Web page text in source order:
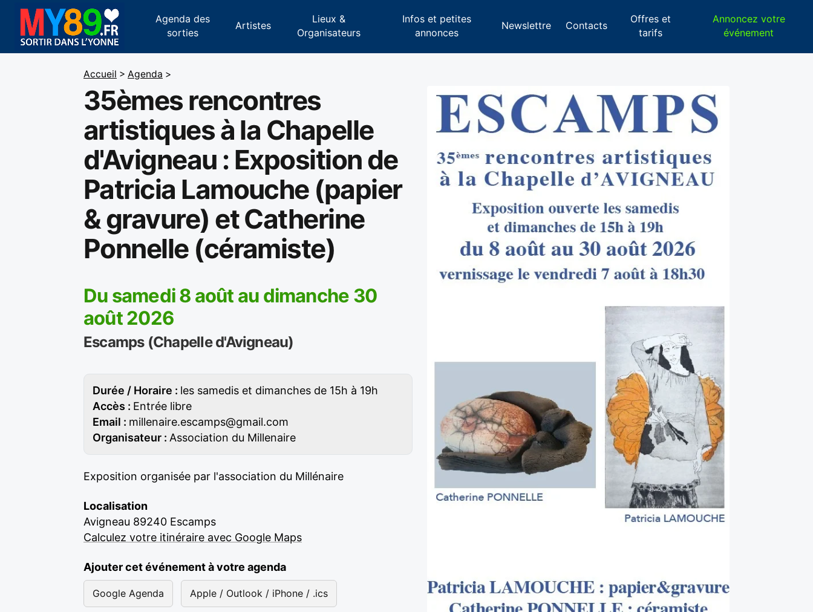
Agenda des
sorties
Artistes
Lieux &
Organisateurs
Infos et petites
annonces
Newslettre Contacts
Offres et
tarifs
Annoncez votre
événement
Accueil > Agenda >
35èmes rencontres
artistiques à la Chapelle
d'Avigneau : Exposition de
Patricia Lamouche (papier
& gravure) et Catherine
Ponnelle (céramiste)
Du samedi 8 août au dimanche 30
août 2026
Escamps (Chapelle d'Avigneau)
Durée / Horaire : les samedis et dimanches de 15h à 19h
Accès : Entrée libre
Email : millenaire.escamps@gmail.com
Organisateur : Association du Millenaire
Exposition organisée par l'association du Millénaire
Localisation
Avigneau 89240 Escamps
Calculez votre itinéraire avec Google Maps
Ajouter cet événement à votre agenda
Google Agenda Apple / Outlook / iPhone / .ics